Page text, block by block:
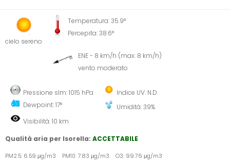
cielo sereno
Temperatura: 35.9°
Percepita: 38.6°
ENE - 8 km/h (max: 8 km/h)
vento moderato
Pressione slm: 1015 hPa
Dewpoint: 17°
Indice UV: N.D.
Umidità: 39%
Visibilità: 10 km
Qualità aria per Isorella: ACCETTABILE
PM2.5: 6.59 μg/m3 PM10: 7.83 μg/m3 O3: 99.76 μg/m3